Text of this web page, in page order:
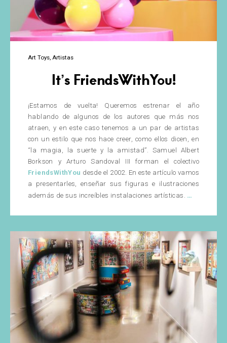
Art Toys Artistas
It’s FriendsWithYou!
¡Estamos de vuelta! Queremos estrenar el año
hablando de algunos de los autores que más nos
atraen, y en este caso tenemos a un par de artistas
con un estilo que nos hace creer, como ellos dicen, en
“la magia, la suerte y la amistad”. Samuel Albert
Borkson y Arturo Sandoval III forman el colectivo
FriendsWithYou desde el 2002. En este artículo vamos
a presentarles, enseñar sus figuras e ilustraciones
además de sus increíbles instalaciones artísticas. …